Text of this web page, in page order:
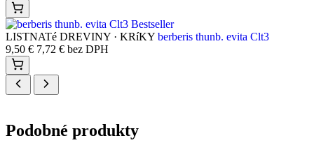
Bestseller
LISTNATé DREVINY · KRíKY berberis thunb. evita Clt3
9,50 € 7,72 € bez DPH
Podobné produkty